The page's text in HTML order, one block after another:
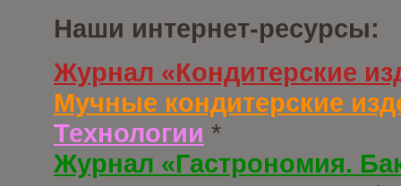
Наши интернет-ресурсы:
Журнал «Кондитерские
Мучные кондитерские
Технологии *
Журнал «Гастрономия.